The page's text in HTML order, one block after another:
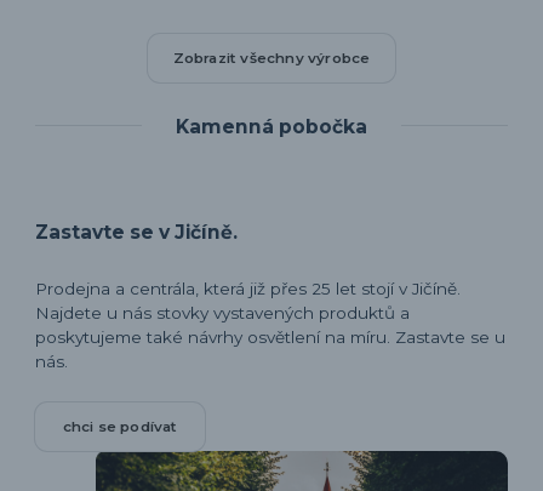
Zobrazit všechny výrobce
Kamenná pobočka
Zastavte se v Jičíně.
Prodejna a centrála, která již přes 25 let stojí v Jičíně.
Najdete u nás stovky vystavených produktů a
poskytujeme také návrhy osvětlení na míru. Zastavte se u
nás.
chci se podívat